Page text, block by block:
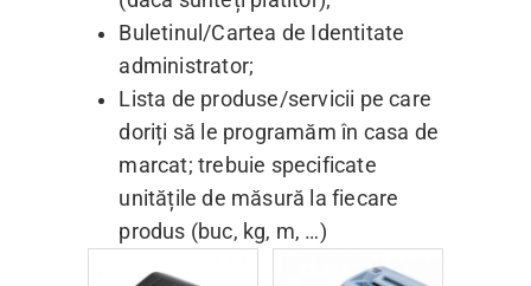
Buletinul/Cartea de Identitate
administrator;
Lista de produse/servicii pe care
doriți să le programăm în casa de
marcat; trebuie specificate
unitățile de măsură la fiecare
produs (buc, kg, m, …)